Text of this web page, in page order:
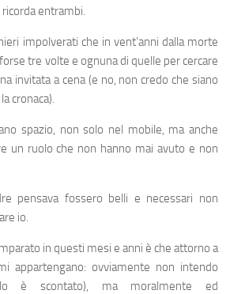
entrambi.
impolverati che in vent’anni dalla morte
tre volte e ognuna di quelle per cercare
invitata a cena (e no, non credo che siano
cronaca).
spazio, non solo nel mobile, ma anche
un ruolo che non hanno mai avuto e non
pensava fossero belli e necessari non
io.
in questi mesi e anni è che attorno a
appartengano: ovviamente non intendo
è scontato), ma moralmente ed